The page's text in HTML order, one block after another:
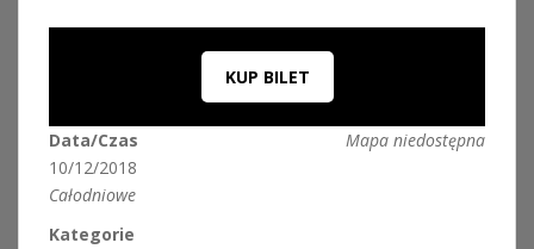
KUP BILET
Mapa niedostępna
Data/Czas
10/12/2018
Całodniowe
Kategorie